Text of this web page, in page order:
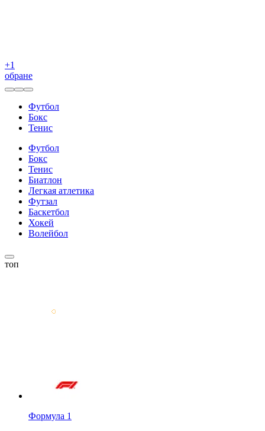
+1
обране
Футбол
Бокс
Тенис
Футбол
Бокс
Тенис
Биатлон
Легкая атлетика
Футзал
Баскетбол
Хокей
Волейбол
топ
Формула 1